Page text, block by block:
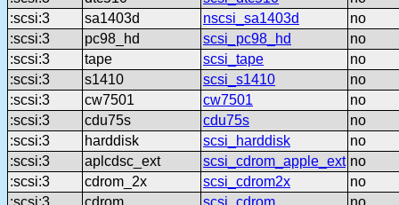
:scsi:3
sa1403d nscsi_sa1403d
no
:scsi:3
pc98_hd scsi_pc98_hd
no
:scsi:3
tape scsi_tape
no
:scsi:3
s1410 scsi_s1410
no
:scsi:3
cw7501 cw7501
no
:scsi:3
cdu75s cdu75s
no
:scsi:3
harddisk scsi_harddisk
no
:scsi:3
aplcdsc_ext scsi_cdrom_apple_ext no
:scsi:3
cdrom_2x scsi_cdrom2x
no
:scsi:3
cdrom scsi_cdrom
no